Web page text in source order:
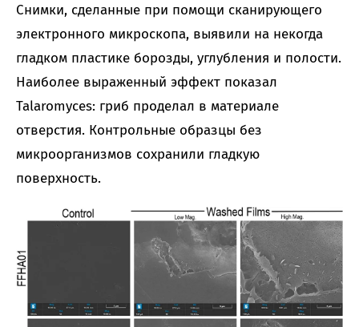
Снимки, сделанные при помощи сканирующего
электронного микроскопа, выявили на некогда
гладком пластике борозды, углубления и полости.
Наиболее выраженный эффект показал
Talaromyces: гриб проделал в материале
отверстия. Контрольные образцы без
микроорганизмов сохранили гладкую
поверхность.